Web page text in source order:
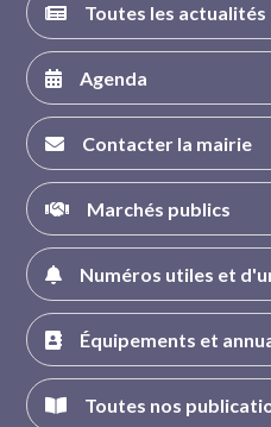
Toutes les actualités
Agenda
Contacter la mairie
Marchés publics
Numéros utiles et
Équipements et
Toutes nos